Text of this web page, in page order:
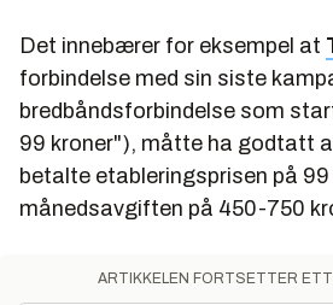
Det innebærer for eksempel at
forbindelse med sin siste
bredbåndsforbindelse som
99 kroner"), måtte ha godtatt
betalte etableringsprisen på
månedsavgiften på 450-750
ARTIKKELEN FORTSETTER